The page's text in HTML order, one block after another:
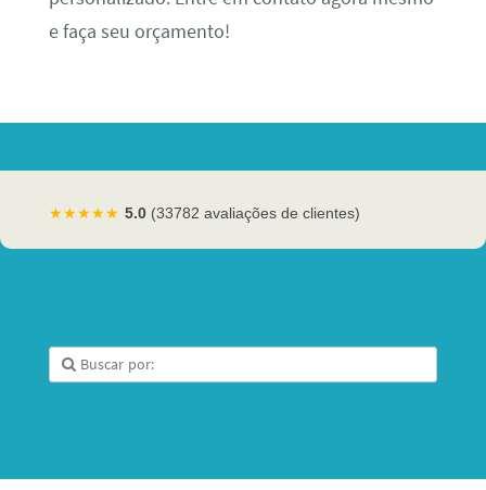
e faça seu orçamento!
★★★★★ 5.0 (33782 avaliações de clientes)